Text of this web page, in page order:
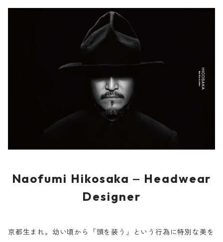
Naofumi Hikosaka ‒ Headwear
Designer
京都生まれ。幼い頃から「頭を装う」という行為に特別な美を